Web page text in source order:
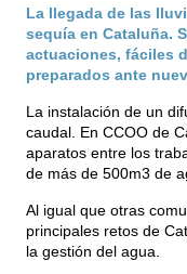
La llegada de las
sequía en Cataluña.
actuaciones, fáciles
preparados ante
La instalación de un
caudal. En CCOO de
aparatos entre los
de más de 500m3 de
Al igual que otras
principales retos de
la gestión del agua.